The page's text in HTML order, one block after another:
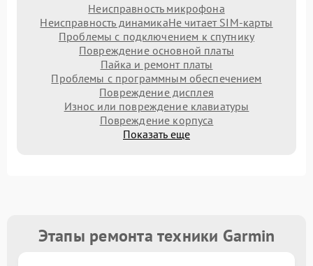
Неисправность микрофона
Неисправность динамикаНе читает SIM-карты
Проблемы с подключением к спутнику
Повреждение основной платы
Пайка и ремонт платы
Проблемы с программным обеспечением
Повреждение дисплея
Износ или повреждение клавиатуры
Повреждение корпуса
Показать еще
Этапы ремонта техники Garmin